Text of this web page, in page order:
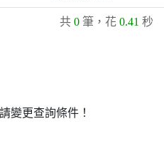
共 0 筆，花 0.41 秒
變更查詢條件！